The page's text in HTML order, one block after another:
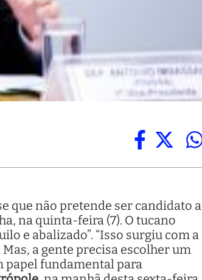
que não pretende ser candidato a
na quinta-feira (7). O tucano
e abalizado”. “Isso surgiu com a
a gente precisa escolher um
papel fundamental para